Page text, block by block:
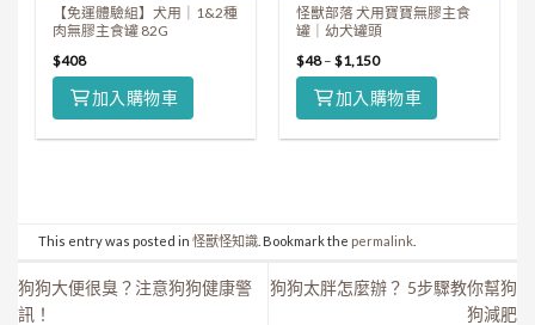
【免運體驗組】犬用｜1&2種
肉無膠主食罐 82G
$408
加入購物車
怪獸部落 犬用寶寶無膠主食
罐｜幼犬罐頭
$48–$1,150
加入購物車
This entry was posted in 怪獸怪知識. Bookmark the permalink.
狗狗大便很臭？注意狗狗健康警
訊！
狗狗太胖怎麼辦？ 5步驟教你幫狗
狗減肥